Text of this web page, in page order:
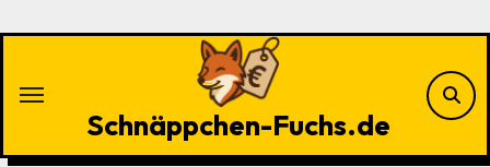
Schnäppchen-Fuchs.de